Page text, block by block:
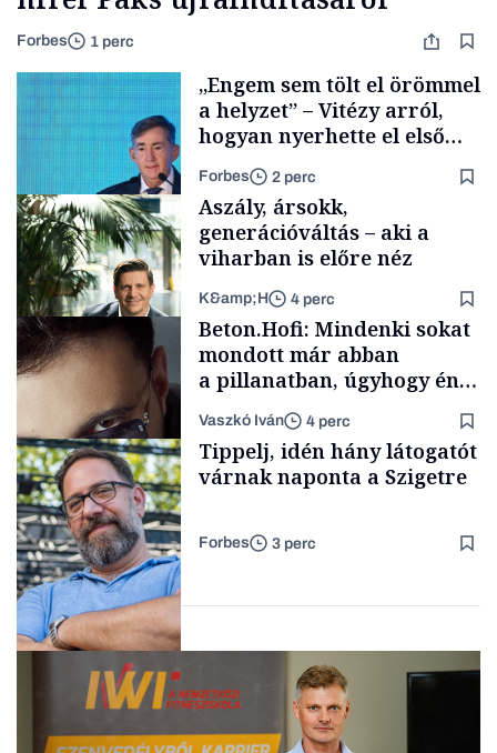
Forbes 1 perc
Elszámoltatás
„Engem sem tölt el örömmel
a helyzet” – Vitézy arról,
hogyan nyerhette el első
tenderét Mészárosék cége a
Tisza-kormány alatt
Forbes 2 perc
TÁMOGATÓI
TARTALOM
Aszály, ársokk,
generációváltás – aki a
viharban is előre néz
K&amp;H 4 perc
Forbes-sztori
Beton.Hofi: Mindenki sokat
mondott már abban
a pillanatban, úgyhogy én
a legsarkosabb
gondolataimat akartam
kimondani
Vaszkó Iván 4 perc
Tippelj, idén hány látogatót
várnak naponta a Szigetre
Forbes 3 perc